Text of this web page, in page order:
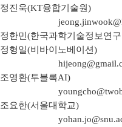
정진욱(KT융합기술원)
정한민(한국과학기술정보연
정형일(비바이노베이션)
조영환(투블록AI)
조요한(서울대학교)